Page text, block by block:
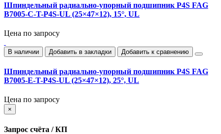
Шпиндельный радиально‑упорный подшипник P4S FAG
B7005-C-T-P4S-UL (25×47×12), 15°, UL
Цена по запросу
В наличии Добавить в закладки Добавить к сравнению
Шпиндельный радиально‑упорный подшипник P4S FAG
B7005-E-T-P4S-UL (25×47×12), 25°, UL
Цена по запросу
×
Запрос счёта / КП